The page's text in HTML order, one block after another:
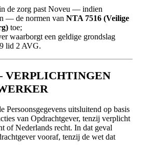
de zorg past Noveu — indien
— de normen van NTA 7516 (Veilige
toe;
waarborgt een geldige grondslag
lid 2 AVG.
Persoonsgegevens uitsluitend op basis
van Opdrachtgever, tenzij verplicht
of Nederlands recht. In dat geval
vooraf, tenzij de wet dat